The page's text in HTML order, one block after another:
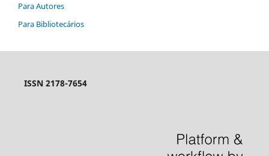
Para Autores
Para Bibliotecários
ISSN 2178-7654